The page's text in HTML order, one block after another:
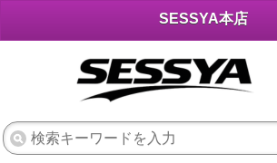
SESSYA本店